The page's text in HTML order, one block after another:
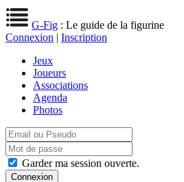
G-Fig : Le guide de la figurine
Connexion | Inscription
Jeux
Joueurs
Associations
Agenda
Photos
Garder ma session ouverte.